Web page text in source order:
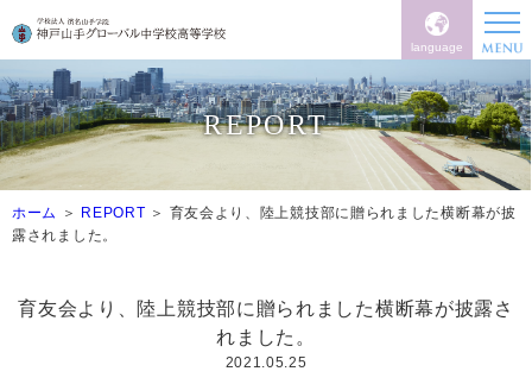
language
REPORT
ホーム REPORT
育友会より、陸上競技部に贈られました横断幕が披
露されました。
育友会より、陸上競技部に贈られました横断幕が披露さ
れました。
2021.05.25